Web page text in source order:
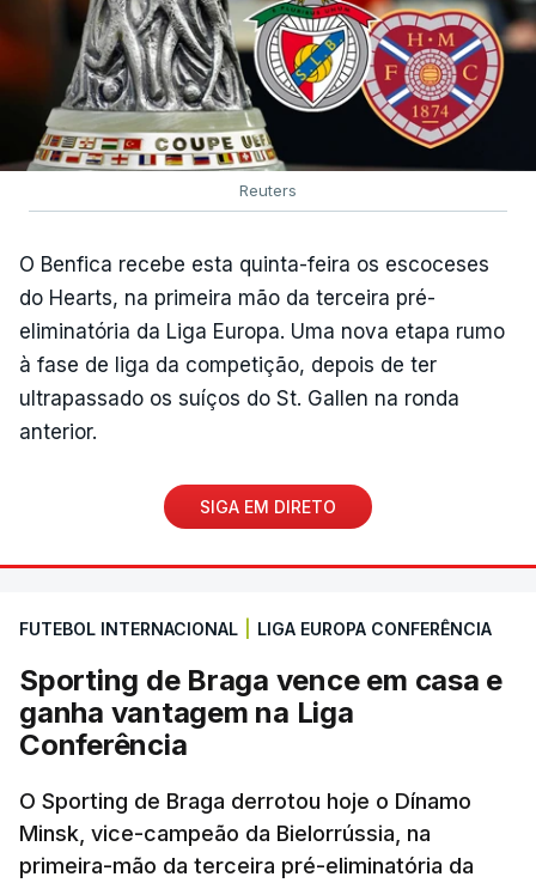
Reuters
O Benfica recebe esta quinta-feira os escoceses
do Hearts, na primeira mão da terceira pré-
eliminatória da Liga Europa. Uma nova etapa rumo
à fase de liga da competição, depois de ter
ultrapassado os suíços do St. Gallen na ronda
anterior.
SIGA EM DIRETO
FUTEBOL INTERNACIONAL LIGA EUROPA CONFERÊNCIA
Sporting de Braga vence em casa e
ganha vantagem na Liga
Conferência
O Sporting de Braga derrotou hoje o Dínamo
Minsk, vice-campeão da Bielorrússia, na
primeira-mão da terceira pré-eliminatória da